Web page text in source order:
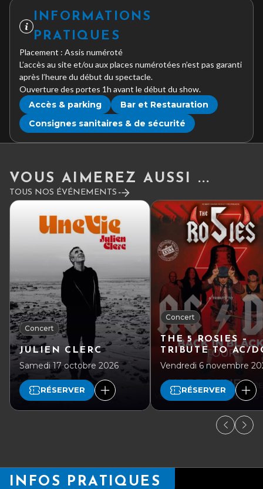
INFORMATIONS
PRATIQUES
Placement : Assis numéroté
L’accès au site et/ou aux places numérotées n’est pas garanti
après l’heure du début du spectacle.
Ouverture des portes 1h avant le début du show.
Accès & parking
Bar et Restauration
Consignes sanitaires & de sécurité
VOUS AIMEREZ AUSSI ...
TOUS NOS ÉVÉNEMENTS
Concert
JULIEN CLERC
Samedi 17 octobre 2026
RÉSERVER
Concert
THE 5 ROSIES –
TRIBUTE TO AC/
Vendredi 6 novembre
RÉSERVER
INFOS PRATIQUES